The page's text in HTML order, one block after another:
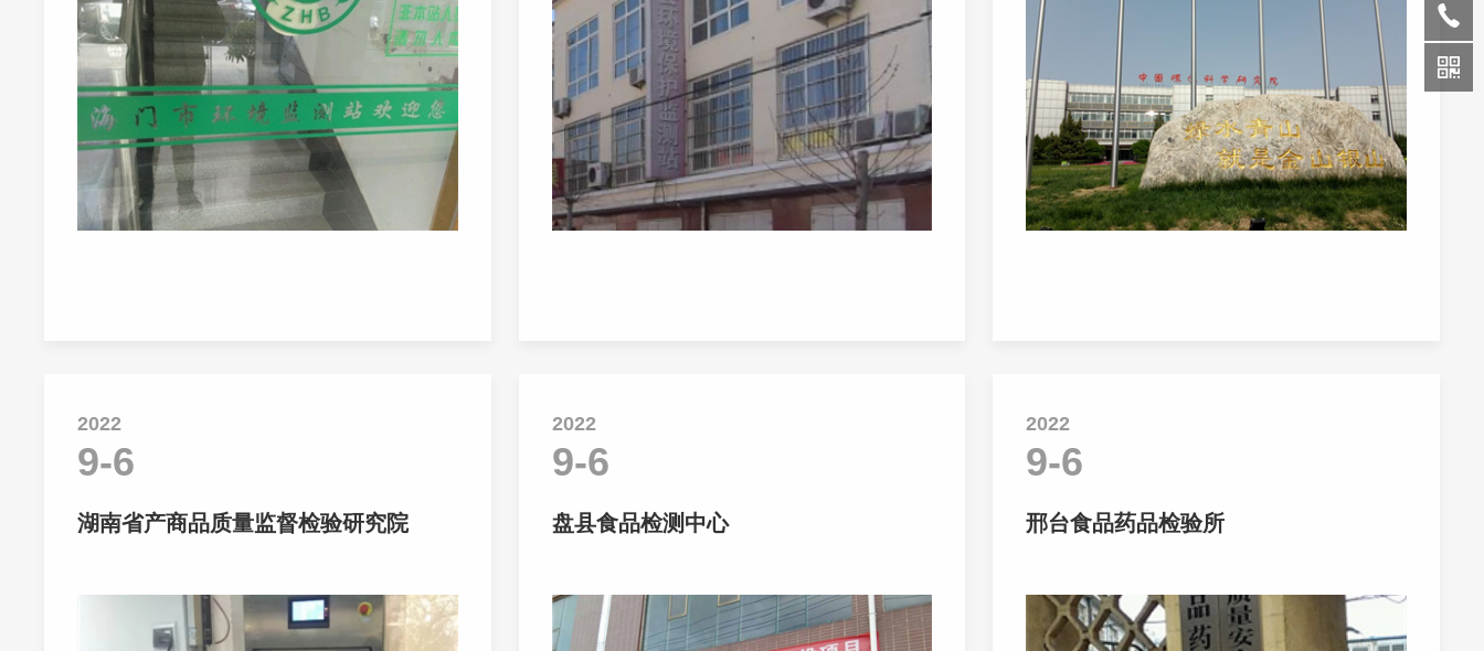
2022
9-6
湖南省产商品质量监督检验研究院
2022
9-6
盘县食品检测中心
2022
9-6
邢台食品药品检验所